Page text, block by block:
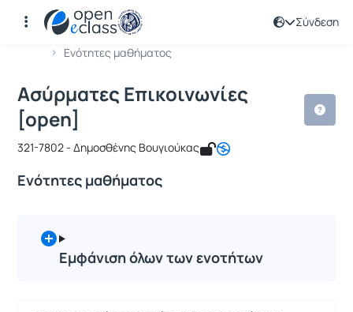
Σύνδεση
Αρχική Σελίδα
Ενότητες μαθήματος
Μάθημα : Ασύρματες Επικοινωνίες
Κωδικός : ICSD123
Ασύρματες Επικοινωνίες
[open]
321-7802 - Δημοσθένης Βουγιούκας
Ενότητες μαθήματος
Εμφάνιση όλων των ενοτήτων